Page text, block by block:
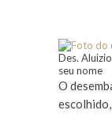
Des.
seu nome
O